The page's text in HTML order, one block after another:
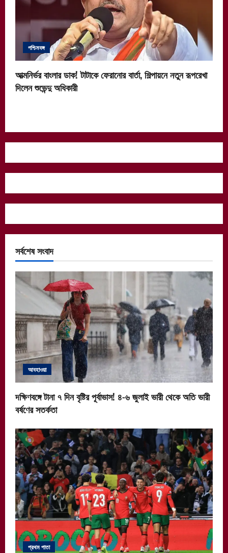
পশ্চিমবঙ্গ
আত্মনির্ভর বাংলার ডাক! টাটাকে ফেরানোর বার্তা, শিল্পায়নে নতুন রূপরেখা
দিলেন শুভেন্দু অধিকারী
সর্বশেষ সংবাদ
আবহাওয়া
দক্ষিণবঙ্গে টানা ৭ দিন বৃষ্টির পূর্বাভাস! ৪-৬ জুলাই ভারী থেকে অতি ভারী
বর্ষণের সতর্কতা
প্রথম পাতা